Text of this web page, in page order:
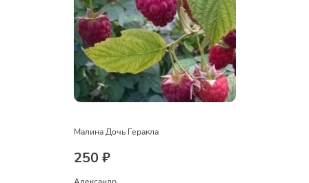
Малина Дочь Геракла
250 ₽